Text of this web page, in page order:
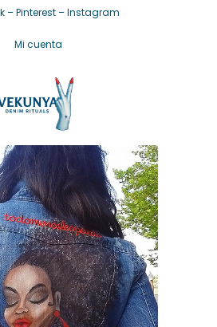
–Pinterest–Instagram
Mi cuenta